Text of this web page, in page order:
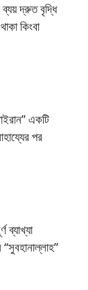
ব্যয় দ্রুত বৃদ্ধি
কিংবা
একটি
পর
ব্যাখ্যা